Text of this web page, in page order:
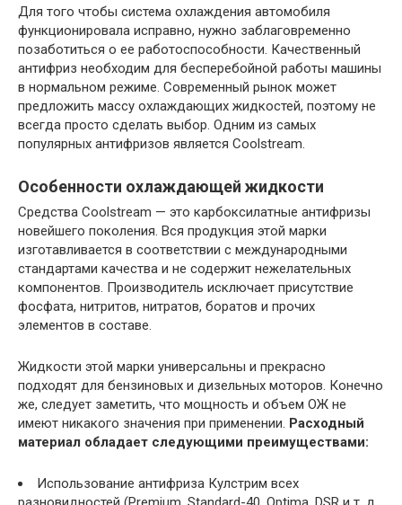
Для того чтобы система охлаждения автомобиля
функционировала исправно, нужно заблаговременно
позаботиться о ее работоспособности. Качественный
антифриз необходим для бесперебойной работы машины
в нормальном режиме. Современный рынок может
предложить массу охлаждающих жидкостей, поэтому не
всегда просто сделать выбор. Одним из самых
популярных антифризов является Coolstream.
Особенности охлаждающей жидкости
Средства Coolstream — это карбоксилатные антифризы
новейшего поколения. Вся продукция этой марки
изготавливается в соответствии с международными
стандартами качества и не содержит нежелательных
компонентов. Производитель исключает присутствие
фосфата, нитритов, нитратов, боратов и прочих
элементов в составе.
Жидкости этой марки универсальны и прекрасно
подходят для бензиновых и дизельных моторов. Конечно
же, следует заметить, что мощность и объем ОЖ не
имеют никакого значения при применении. Расходный
материал обладает следующими преимуществами:
Использование антифриза Кулстрим всех